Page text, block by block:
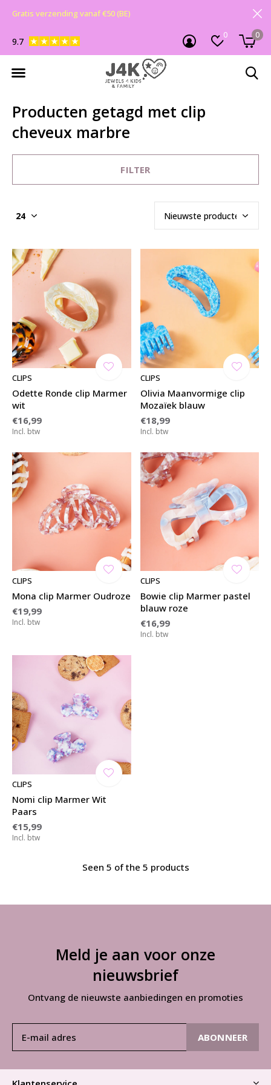
0 0
9.7
Gratis verzending vanaf €50 (BE)
Producten getagd met clip
cheveux marbre
FILTER
CLIPS
Odette Ronde clip Marmer
wit
€16,99
Incl. btw
CLIPS
Olivia Maanvormige clip
Mozaïek blauw
€18,99
Incl. btw
CLIPS
Mona clip Marmer Oudroze
€19,99
Incl. btw
CLIPS
Bowie clip Marmer pastel
blauw roze
€16,99
Incl. btw
CLIPS
Nomi clip Marmer Wit
Paars
€15,99
Incl. btw
Seen 5 of the 5 products
Meld je aan voor onze
nieuwsbrief
Ontvang de nieuwste aanbiedingen en promoties
ABONNEER